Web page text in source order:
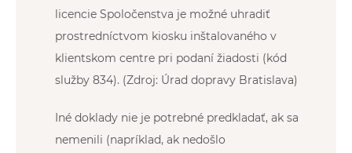
licencie Spoločenstva je možné uhradiť
prostredníctvom kiosku inštalovaného v
klientskom centre pri podaní žiadosti (kód
služby 834). (Zdroj: Úrad dopravy Bratislava)
Iné doklady nie je potrebné predkladať, ak sa
nemenili (napríklad, ak nedošlo